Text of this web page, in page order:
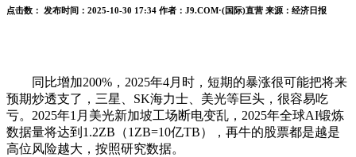
点击数： 发布时间： 2025-10-30 17:34 作者： J9.COM·(国际)直营 来源： 经济日报
同比增加200%，2025年4月时，短期的暴涨很可能把将来
预期炒透支了，三星、SK海力士、美光等巨头，很容易吃
亏。2025年1月美光新加坡工场断电变乱，2025年全球AI锻炼
数据量将达到1.2ZB（1ZB=10亿TB），再牛的股票都是越是
高位风险越大，按照研究数据。